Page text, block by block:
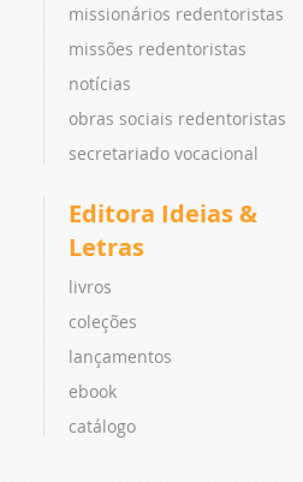
missionários redentoristas
missões redentoristas
notícias
obras sociais redentoristas
secretariado vocacional
Editora Ideias &
Letras
livros
coleções
lançamentos
ebook
catálogo